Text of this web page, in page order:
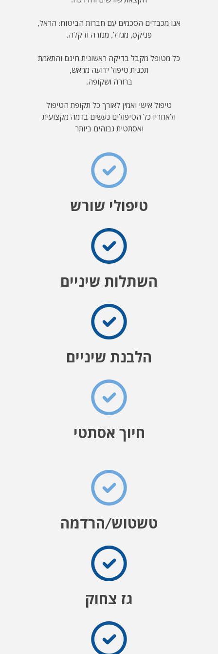
אנו מכבדים הסכמים עם חברות הביטוח: הראל,
פניקס, מגדל, מנורה ודקלה.
כל מטופל מקבל בדיקה ראשונית חינם והתאמת
תכנית טיפול ידועה מראש,
ברורה ושקופה.
טיפול אישי ואמין לאורך כל תקופת הטיפול
ולאחריו כל הטיפולים נעשים ברמה מקצועית
ואסתטית גבוהים ביותר
טיפולי שורש
השתלות שיניים
הלבנת שיניים
חיוך אסתטי
טשטוש/הרדמה
גז צחוק